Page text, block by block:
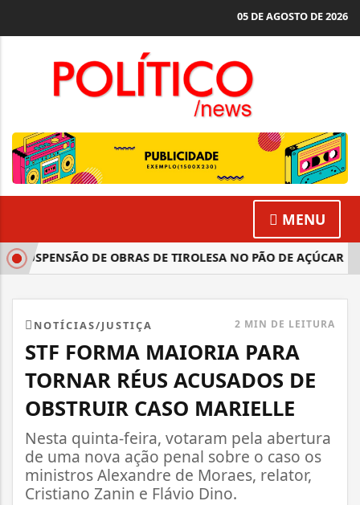
05 DE AGOSTO DE 2026
MENU
DE OBRAS DE TIROLESA NO PÃO DE AÇÚCAR
NOTÍCIAS/JUSTIÇA 2 MIN DE LEITURA
STF FORMA MAIORIA PARA
TORNAR RÉUS ACUSADOS DE
OBSTRUIR CASO MARIELLE
Nesta quinta-feira, votaram pela abertura
de uma nova ação penal sobre o caso os
ministros Alexandre de Moraes, relator,
Cristiano Zanin e Flávio Dino.